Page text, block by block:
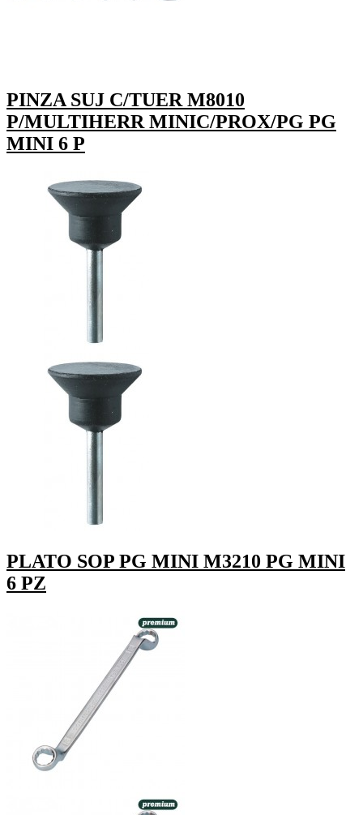
PINZA SUJ C/TUER M8010
P/MULTIHERR MINIC/PROX/PG PG
MINI 6 P
PLATO SOP PG MINI M3210 PG MINI
6 PZ